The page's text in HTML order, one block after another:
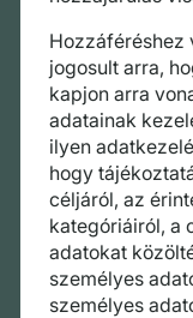
Hozzáféréshez
jogosult arra,
kapjon arra
adatainak
ilyen
hogy
céljáról, az
kategóriáiról, a
adatokat
személyes
személyes